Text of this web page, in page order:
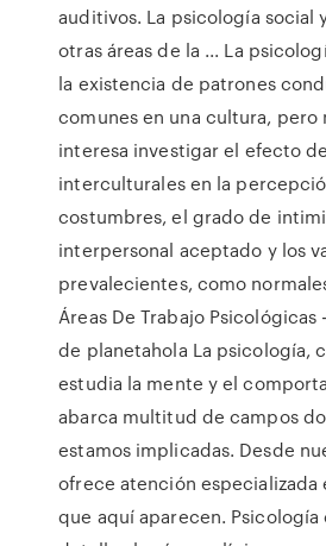
auditivos. La psicología social
otras áreas de la ... La
la existencia de patrones
comunes en una cultura, pero
interesa investigar el efecto
interculturales en la
costumbres, el grado de
interpersonal aceptado y los
prevalecientes, como
Áreas De Trabajo Psicológicas
de planetahola La psicología,
estudia la mente y el
abarca multitud de campos
estamos implicadas. Desde
ofrece atención especializada
que aquí aparecen.